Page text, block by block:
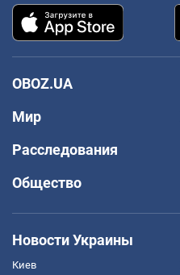
OBOZ.UA
Мир
Расследования
Общество
Новости Украины
Киев